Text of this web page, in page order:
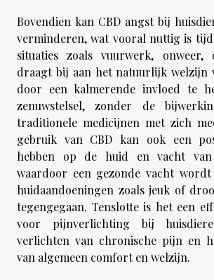
Bovendien kan CBD angst bij
verminderen, wat vooral nuttig is
situaties zoals vuurwerk,
draagt bij aan het natuurlijk welzijn
door een kalmerende invloed te
zenuwstelsel, zonder de
traditionele medicijnen met zich
gebruik van CBD kan ook een
hebben op de huid en vacht
waardoor een gezonde vacht
huidaandoeningen zoals jeuk of
tegengegaan. Tenslotte is het een
voor pijnverlichting bij
verlichten van chronische pijn en
van algemeen comfort en welzijn.